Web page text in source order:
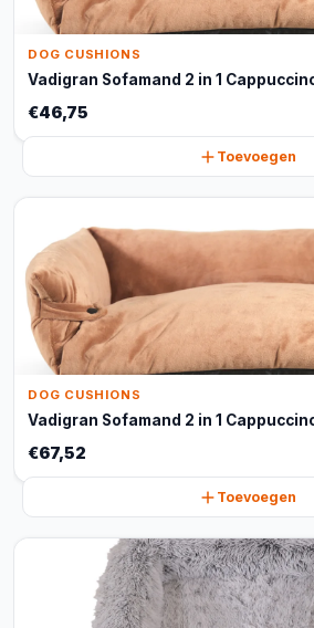
DOG CUSHIONS
Vadigran Sofamand 2 in 1
€46,75
Toevoegen
DOG CUSHIONS
Vadigran Sofamand 2 in 1
€67,52
Toevoegen